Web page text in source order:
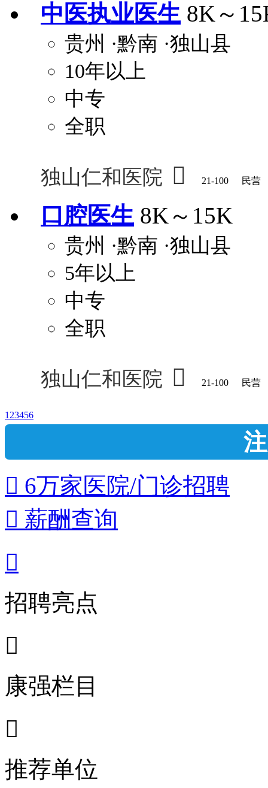
中医执业医生 8K～
贵州 ·黔南 ·独山县
10年以上
中专
全职
独山仁和医院  21-100 民营
口腔医生 8K～15K
贵州 ·黔南 ·独山县
5年以上
中专
全职
独山仁和医院  21-100 民营
1 23456
 6万家医院/门诊招聘
 薪酬查询

招聘亮点

康强栏目

推荐单位